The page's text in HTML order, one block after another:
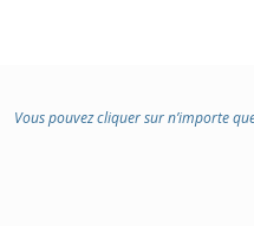
Vous pouvez cliquer sur n’importe